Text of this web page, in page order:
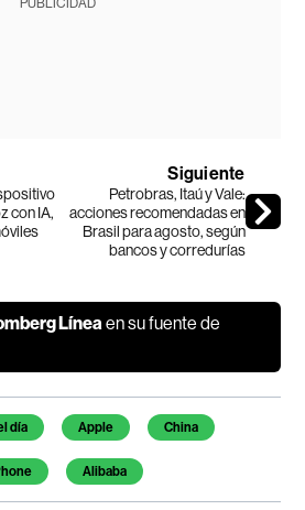
con IA,
Siguiente
Petrobras, Itaú y Vale:
acciones recomendadas en
Brasil para agosto, según
bancos y corredurías
Línea en su fuente de
día Apple China
Alibaba